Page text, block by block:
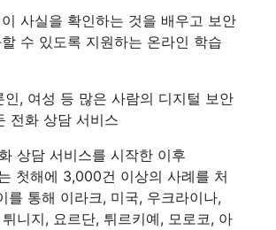
사실을 확인하는 것을 배우고 보안
수 있도록 지원하는 온라인 학습
인, 여성 등 많은 사람의 디지털 보안
전화 상담 서비스
상담 서비스를 시작한 이후
첫해에 3,000건 이상의 사례를 처
를 통해 이라크, 미국, 우크라이나,
니지, 요르단, 튀르키예, 모로코, 아